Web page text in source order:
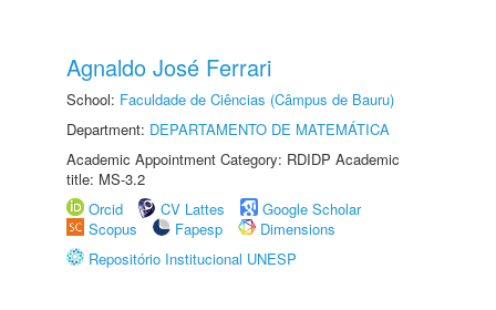
Agnaldo José Ferrari
School: Faculdade de Ciências (Câmpus de Bauru)
Department: DEPARTAMENTO DE MATEMÁTICA
Academic Appointment Category: RDIDP Academic
title: MS-3.2
Orcid
CV Lattes
Google Scholar
Scopus
Fapesp
Dimensions
Repositório Institucional UNESP